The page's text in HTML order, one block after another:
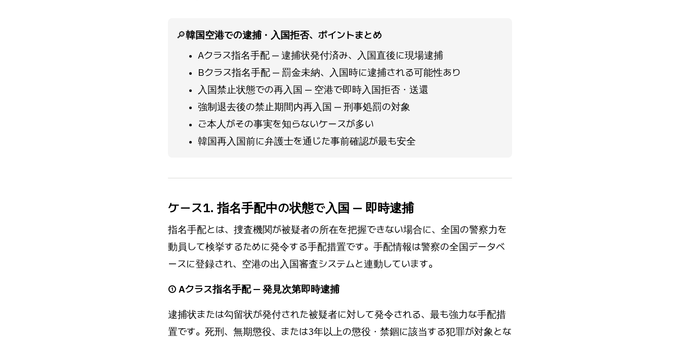
🔎韓国空港での逮捕・入国拒否、ポイントまとめ
Aクラス指名手配 — 逮捕状発付済み、入国直後に現場逮捕
Bクラス指名手配 — 罰金未納、入国時に逮捕される可能性あり
入国禁止状態での再入国 — 空港で即時入国拒否・送還
強制退去後の禁止期間内再入国 — 刑事処罰の対象
ご本人がその事実を知らないケースが多い
韓国再入国前に弁護士を通じた事前確認が最も安全
ケース1. 指名手配中の状態で入国 — 即時逮捕
指名手配とは、捜査機関が被疑者の所在を把握できない場合に、全国の警察力を
動員して検挙するために発令する手配措置です。手配情報は警察の全国データベ
ースに登録され、空港の出入国審査システムと連動しています。
① Aクラス指名手配 — 発見次第即時逮捕
逮捕状または勾留状が発付された被疑者に対して発令される、最も強力な手配措
置です。死刑、無期懲役、または3年以上の懲役・禁錮に該当する犯罪が対象とな